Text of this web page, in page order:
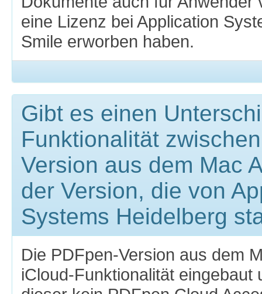
eine Lizenz bei Application
Smile erworben haben.
Gibt es einen
Funktionalität
Version aus dem Mac
der Version, die von
Systems Heidelberg
Die PDFpen-Version aus dem
iCloud-Funktionalität eingebaut